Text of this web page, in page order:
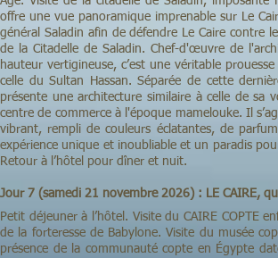
offre une vue panoramique imprenable sur Le
général Saladin afin de défendre Le Caire contre
de la Citadelle de Saladin. Chef-d'œuvre de
hauteur vertigineuse, c’est une véritable
celle du Sultan Hassan. Séparée de cette
présente une architecture similaire à celle de sa
centre de commerce à l'époque mamelouke. Il
vibrant, rempli de couleurs éclatantes, de
expérience unique et inoubliable et un paradis
Retour à l’hôtel pour dîner et nuit.
Jour 7 (samedi 21 novembre 2026) : LE CAIRE,
Petit déjeuner à l’hôtel. Visite du CAIRE COPTE
de la forteresse de Babylone. Visite du musée
présence de la communauté copte en Égypte